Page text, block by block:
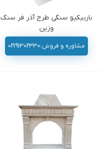
باربیکیو سنگی طرح آذر فر سنگ
وزین
مشاوره و فروش:02191302330